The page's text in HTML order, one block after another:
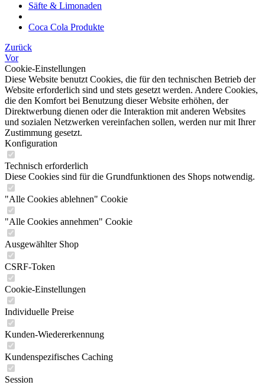
Säfte & Limonaden
Coca Cola Produkte
Zurück
Vor
Cookie-Einstellungen
Diese Website benutzt Cookies, die für den technischen Betrieb der
Website erforderlich sind und stets gesetzt werden. Andere Cookies,
die den Komfort bei Benutzung dieser Website erhöhen, der
Direktwerbung dienen oder die Interaktion mit anderen Websites
und sozialen Netzwerken vereinfachen sollen, werden nur mit Ihrer
Zustimmung gesetzt.
Konfiguration
Technisch erforderlich
Diese Cookies sind für die Grundfunktionen des Shops notwendig.
"Alle Cookies ablehnen" Cookie
"Alle Cookies annehmen" Cookie
Ausgewählter Shop
CSRF-Token
Cookie-Einstellungen
Individuelle Preise
Kunden-Wiedererkennung
Kundenspezifisches Caching
Session